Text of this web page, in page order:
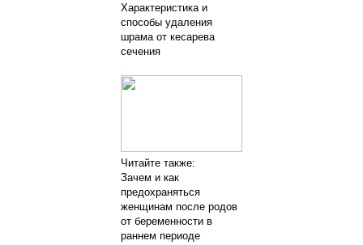
Характеристика и
способы удаления
шрама от кесарева
сечения
Читайте также:
Зачем и как
предохраняться
женщинам после родов
от беременности в
раннем периоде